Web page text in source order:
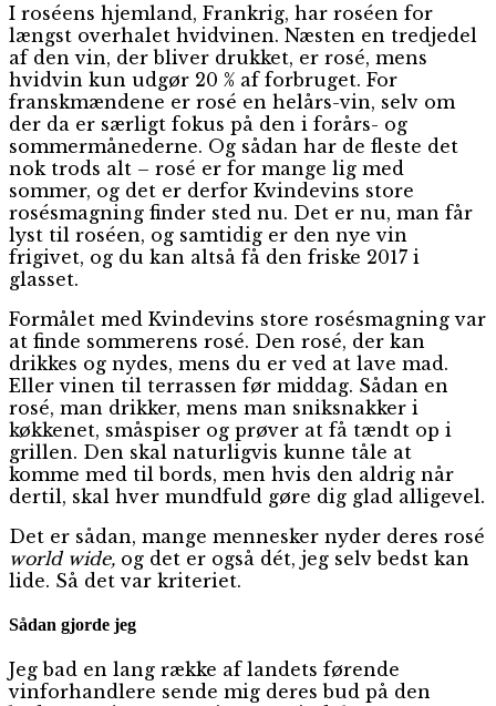
I roséens hjemland, Frankrig, har roséen for
længst overhalet hvidvinen. Næsten en tredjedel
af den vin, der bliver drukket, er rosé, mens
hvidvin kun udgør 20 % af forbruget. For
franskmændene er rosé en helårs-vin, selv om
der da er særligt fokus på den i forårs- og
sommermånederne. Og sådan har de fleste det
nok trods alt – rosé er for mange lig med
sommer, og det er derfor Kvindevins store
rosésmagning finder sted nu. Det er nu, man får
lyst til roséen, og samtidig er den nye vin
frigivet, og du kan altså få den friske 2017 i
glasset.
Formålet med Kvindevins store rosésmagning var
at finde sommerens rosé. Den rosé, der kan
drikkes og nydes, mens du er ved at lave mad.
Eller vinen til terrassen før middag. Sådan en
rosé, man drikker, mens man sniksnakker i
køkkenet, småspiser og prøver at få tændt op i
grillen. Den skal naturligvis kunne tåle at
komme med til bords, men hvis den aldrig når
dertil, skal hver mundfuld gøre dig glad alligevel.
Det er sådan, mange mennesker nyder deres rosé
world wide, og det er også dét, jeg selv bedst kan
lide. Så det var kriteriet.
Sådan gjorde jeg
Jeg bad en lang række af landets førende
vinforhandlere sende mig deres bud på den